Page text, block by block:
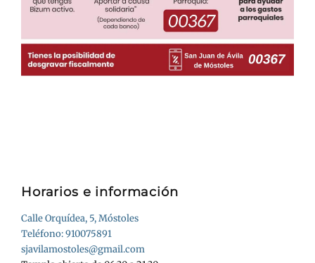
Horarios e información
Calle Orquídea, 5, Móstoles
Teléfono: 910075891
sjavilamostoles@gmail.com